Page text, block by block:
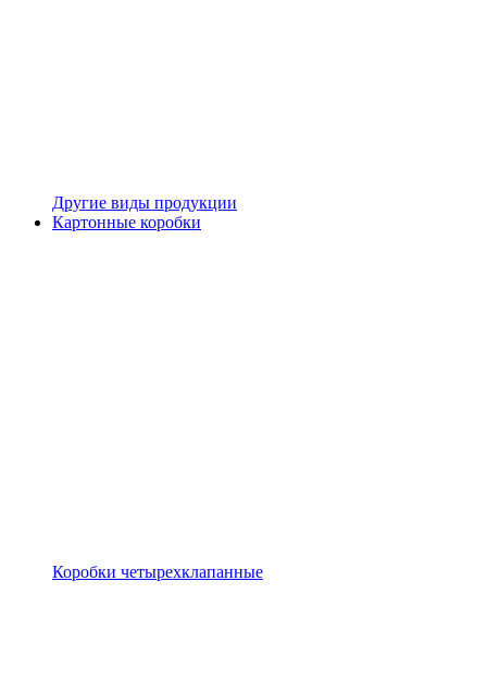
Другие виды продукции
Картонные коробки
Коробки четырехклапанные